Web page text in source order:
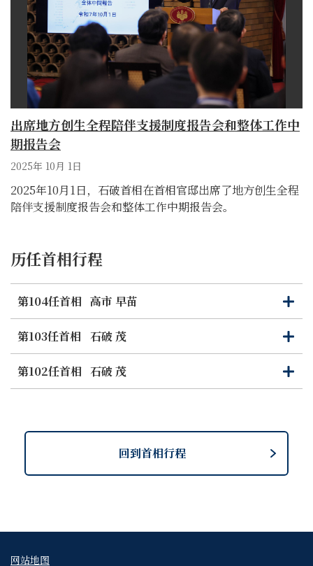
出席地方创生全程陪伴支援制度报告会和整体工作中
期报告会
2025年 10月 1日
2025年10月1日，石破首相在首相官邸出席了地方创生全程
陪伴支援制度报告会和整体工作中期报告会。
历任首相行程
第104任首相 高市 早苗
打
开
关
闭
第103任首相 石破 茂
打
开
关
闭
第102任首相 石破 茂
打
开
关
闭
回到首相行程
网站地图